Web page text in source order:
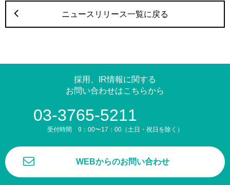
ニュースリリース一覧に戻る
採用、IR情報に関する
お問い合わせはこちらから
03-3765-5211
受付時間 9：00〜17：00（土日・祝日を除く）
WEBからのお問い合わせ